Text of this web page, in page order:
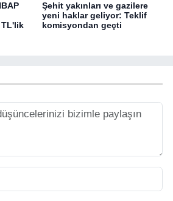
TL'lik
Şehit yakınları ve gazilere
yeni haklar geliyor: Teklif
komisyondan geçti